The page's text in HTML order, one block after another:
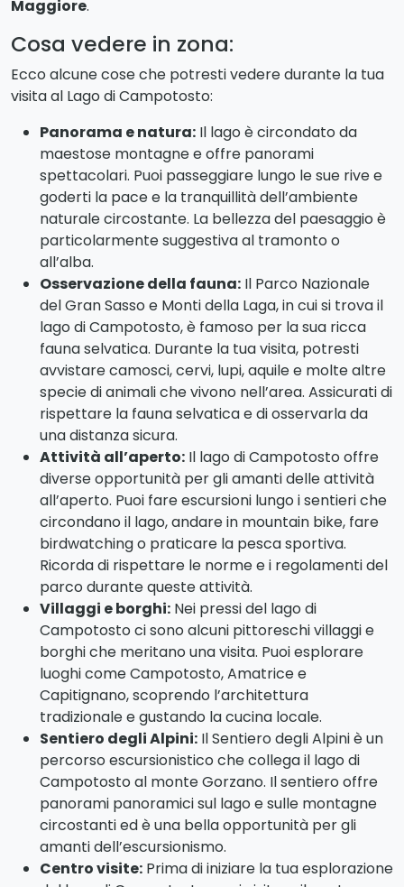
però, il lago vanta anche la presenza di migliaia di
Croccolone, il Germano Reale e lo Svasso
Maggiore.
Cosa vedere in zona:
Ecco alcune cose che potresti vedere durante la tua
visita al Lago di Campotosto:
Panorama e natura:Il lago è circondato da
maestose montagne e offre panorami
spettacolari. Puoi passeggiare lungo le sue rive e
goderti la pace e la tranquillità dell’ambiente
naturale circostante. La bellezza del paesaggio è
particolarmente suggestiva al tramonto o
all’alba.
Osservazione della fauna:Il Parco Nazionale
del Gran Sasso e Monti della Laga, in cui si trova il
lago di Campotosto, è famoso per la sua ricca
fauna selvatica. Durante la tua visita, potresti
avvistare camosci, cervi, lupi, aquile e molte altre
specie di animali che vivono nell’area. Assicurati di
rispettare la fauna selvatica e di osservarla da
una distanza sicura.
Attività all’aperto:Il lago di Campotosto offre
diverse opportunità per gli amanti delle attività
all’aperto. Puoi fare escursioni lungo i sentieri che
circondano il lago, andare in mountain bike, fare
birdwatching o praticare la pesca sportiva.
Ricorda di rispettare le norme e i regolamenti del
parco durante queste attività.
Villaggi e borghi:Nei pressi del lago di
Campotosto ci sono alcuni pittoreschi villaggi e
borghi che meritano una visita. Puoi esplorare
luoghi come Campotosto, Amatrice e
Capitignano, scoprendo l’architettura
tradizionale e gustando la cucina locale.
Sentiero degli Alpini:Il Sentiero degli Alpini è un
percorso escursionistico che collega il lago di
Campotosto al monte Gorzano. Il sentiero offre
panorami panoramici sul lago e sulle montagne